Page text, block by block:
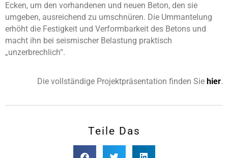
Ecken, um den vorhandenen und neuen Beton, den sie
umgeben, ausreichend zu umschnüren. Die Ummantelung
erhöht die Festigkeit und Verformbarkeit des Betons und
macht ihn bei seismischer Belastung praktisch
„unzerbrechlich“.
Die vollständige Projektpräsentation finden Sie hier.
Teile Das